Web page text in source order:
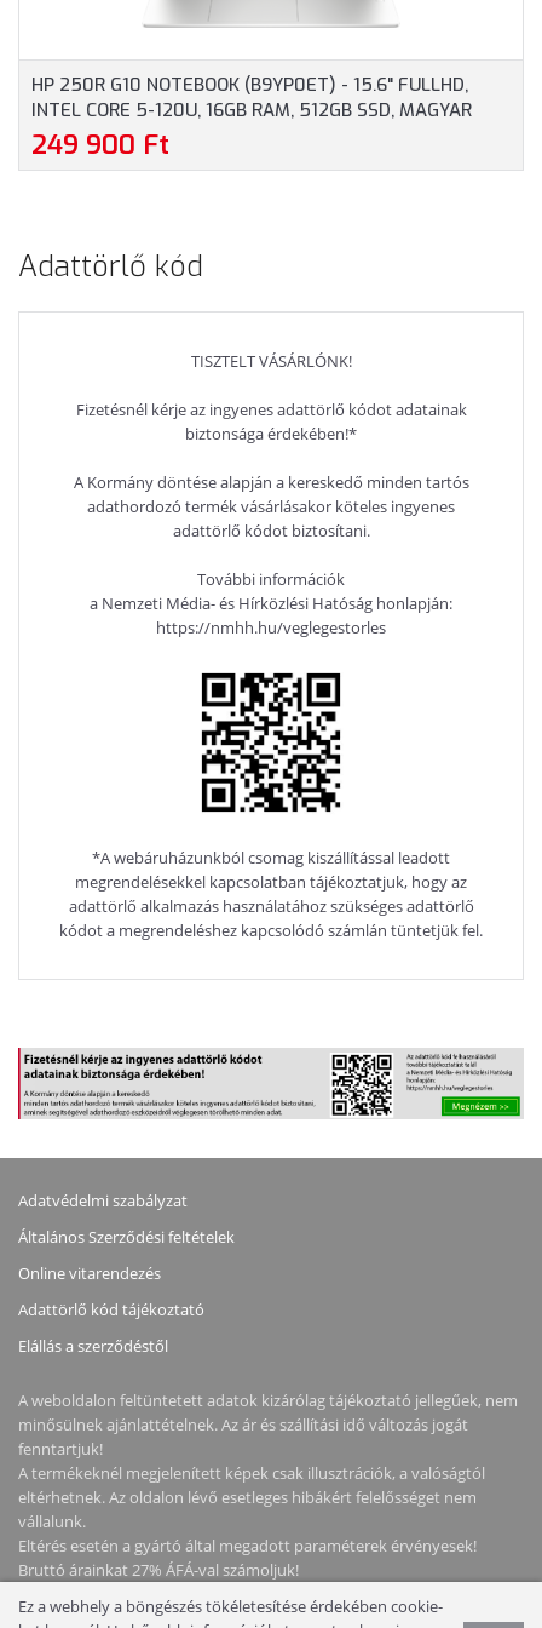
HP 250R G10 NOTEBOOK (B9YP0ET) - 15.6" FULLHD,
INTEL CORE 5-120U, 16GB RAM, 512GB SSD, MAGYAR
BILLENTYŰZET, WINDOWS 11 HOME, 3 ÉV GARANCIA,
EZÜSTSZÜRKE SZÍNBEN
249 900 Ft
Adattörlő kód
TISZTELT VÁSÁRLÓNK!
Fizetésnél kérje az ingyenes adattörlő kódot adatainak
biztonsága érdekében!*
A Kormány döntése alapján a kereskedő minden tartós
adathordozó termék vásárlásakor köteles ingyenes
adattörlő kódot biztosítani.
További információk
a Nemzeti Média- és Hírközlési Hatóság honlapján:
https://nmhh.hu/veglegestorles
*A webáruházunkból csomag kiszállítással leadott
megrendelésekkel kapcsolatban tájékoztatjuk, hogy az
adattörlő alkalmazás használatához szükséges adattörlő
kódot a megrendeléshez kapcsolódó számlán tüntetjük fel.
Adatvédelmi szabályzat
Általános Szerződési feltételek
Online vitarendezés
Adattörlő kód tájékoztató
Elállás a szerződéstől
A weboldalon feltüntetett adatok kizárólag tájékoztató jellegűek, nem
minősülnek ajánlattételnek. Az ár és szállítási idő változás jogát
fenntartjuk!
A termékeknél megjelenített képek csak illusztrációk, a valóságtól
eltérhetnek. Az oldalon lévő esetleges hibákért felelősséget nem
vállalunk.
Eltérés esetén a gyártó által megadott paraméterek érvényesek!
Bruttó árainkat 27% ÁFÁ-val számoljuk!
Ez a webhely a böngészés tökéletesítése érdekében cookie-